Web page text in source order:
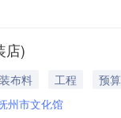
店)
布料 工程
预
州市文化馆